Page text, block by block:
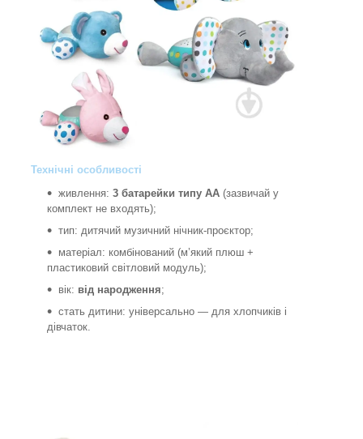
Технічні особливості
живлення: 3 батарейки типу AA (зазвичай у
комплект не входять);
тип: дитячий музичний нічник‑проєктор;
матеріал: комбінований (м’який плюш +
пластиковий світловий модуль);
вік: від народження;
стать дитини: універсально — для хлопчиків і
дівчаток.